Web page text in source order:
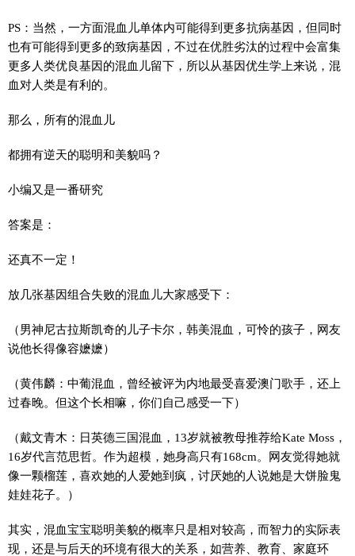
PS：当然，一方面混血儿单体内可能得到更多抗病基因，但同时
也有可能得到更多的致病基因，不过在优胜劣汰的过程中会富集
更多人类优良基因的混血儿留下，所以从基因优生学上来说，混
血对人类是有利的。
那么，所有的混血儿
都拥有逆天的聪明和美貌吗？
小编又是一番研究
答案是：
还真不一定！
放几张基因组合失败的混血儿大家感受下：
（男神尼古拉斯凯奇的儿子卡尔，韩美混血，可怜的孩子，网友
说他长得像容嬷嬷）
（黄伟麟：中葡混血，曾经被评为内地最受喜爱澳门歌手，还上
过春晚。但这个长相嘛，你们自己感受一下）
（戴文青木：日英德三国混血，13岁就被教母推荐给Kate Moss，
16岁代言范思哲。作为超模，她身高只有168cm。网友觉得她就
像一颗榴莲，喜欢她的人爱她到疯，讨厌她的人说她是大饼脸鬼
娃娃花子。）
其实，混血宝宝聪明美貌的概率只是相对较高，而智力的实际表
现，还是与后天的环境有很大的关系，如营养、教育、家庭环